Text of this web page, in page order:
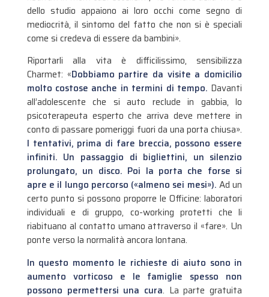
dello studio appaiono ai loro occhi come segno di
mediocrità, il sintomo del fatto che non si è speciali
come si credeva di essere da bambini».
Riportarli alla vita è difficilissimo, sensibilizza
Charmet: «Dobbiamo partire da visite a domicilio
molto costose anche in termini di tempo. Davanti
all’adolescente che si auto reclude in gabbia, lo
psicoterapeuta esperto che arriva deve mettere in
conto di passare pomeriggi fuori da una porta chiusa».
I tentativi, prima di fare breccia, possono essere
infiniti. Un passaggio di bigliettini, un silenzio
prolungato, un disco. Poi la porta che forse si
apre e il lungo percorso («almeno sei mesi»). Ad un
certo punto si possono proporre le Officine: laboratori
individuali e di gruppo, co-working protetti che li
riabituano al contatto umano attraverso il «fare». Un
ponte verso la normalità ancora lontana.
In questo momento le richieste di aiuto sono in
aumento vorticoso e le famiglie spesso non
possono permettersi una cura. La parte gratuita